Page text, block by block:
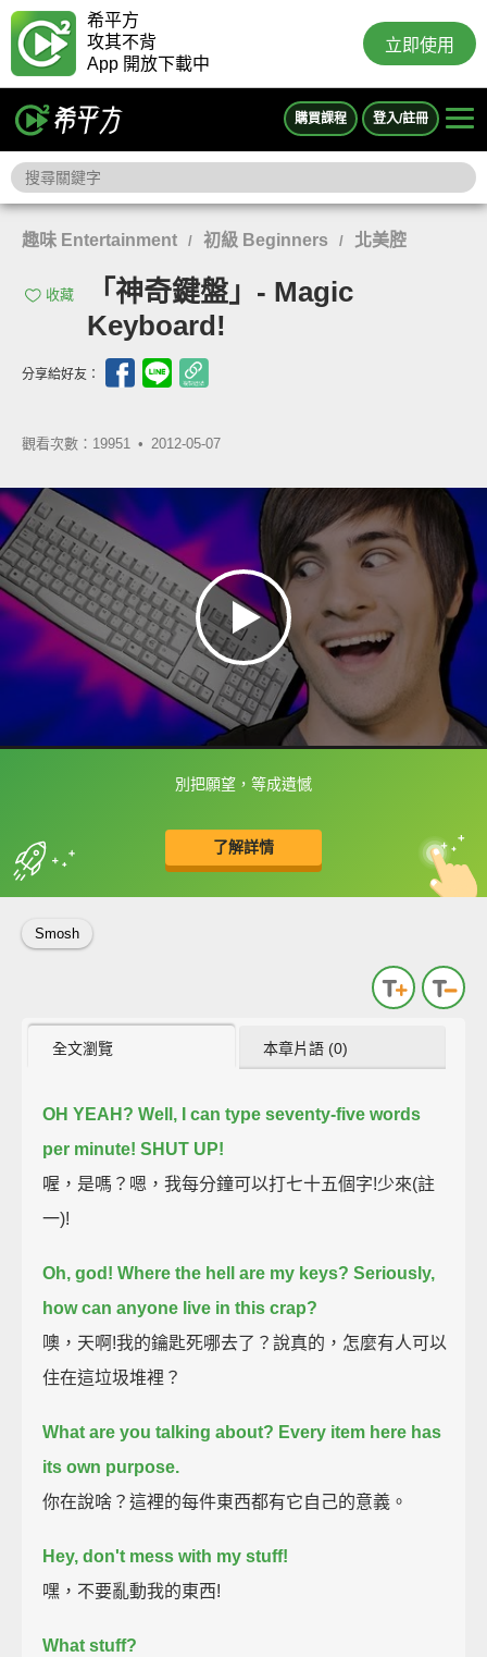
希平方
攻其不背
App 開放下載中
立即使用
購買課程 登入/註冊
趣味 Entertainment / 初級 Beginners / 北美腔
收藏
「神奇鍵盤」- Magic
Keyboard!
分享給好友：
觀看次數：19951 • 2012-05-07
別把願望，等成遺憾
了解詳情
框選或點兩下字幕可以直接查字典喔！
收錄佳句 中
英
Smosh
全文瀏覽 本章片語 (0)
OH YEAH? Well, I can type seventy-five words
per minute! SHUT UP!
喔，是嗎？嗯，我每分鐘可以打七十五個字!少來(註
一)!
Oh, god! Where the hell are my keys? Seriously,
how can anyone live in this crap?
噢，天啊!我的鑰匙死哪去了？說真的，怎麼有人可以
住在這垃圾堆裡？
What are you talking about? Every item here has
its own purpose.
你在說啥？這裡的每件東西都有它自己的意義。
Hey, don't mess with my stuff!
嘿，不要亂動我的東西!
What stuff?